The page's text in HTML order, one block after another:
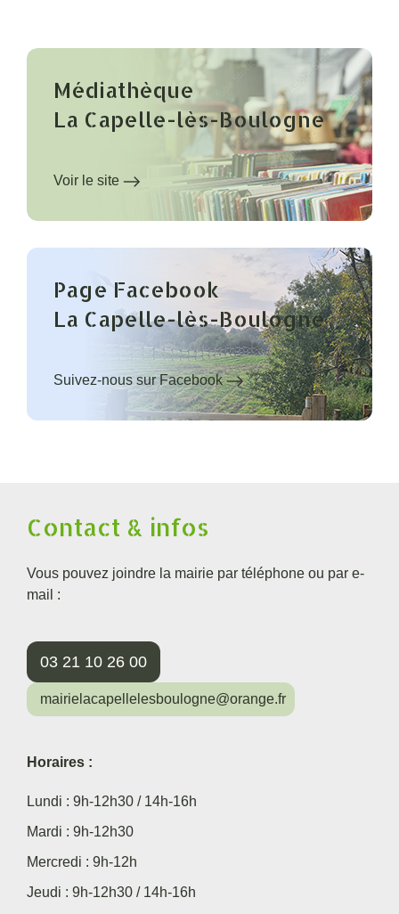
Médiathèque
La Capelle-lès-Boulogne
Voir le site
Page Facebook
La Capelle-lès-Boulogne
Suivez-nous sur Facebook
Contact & infos
Vous pouvez joindre la mairie par téléphone ou par e-
mail :
03 21 10 26 00
mairielacapellelesboulogne@orange.fr
Horaires :
Lundi : 9h-12h30 / 14h-16h
Mardi : 9h-12h30
Mercredi : 9h-12h
Jeudi : 9h-12h30 / 14h-16h